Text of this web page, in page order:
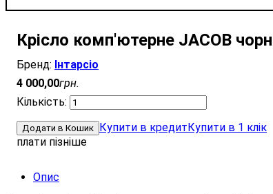
Крісло комп'ютерне JACOB
Інтарсіо
4 000,00грн.
Додати в Кошик Купити в кредит Купити в 1 клік
плати пізніше
Опис